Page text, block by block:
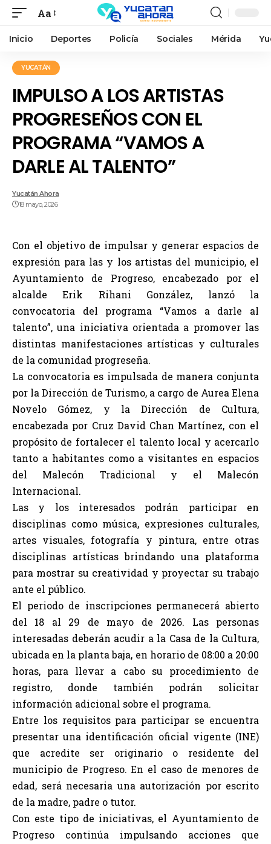
Aa
Inicio Deportes Policía Sociales Mérida
YUCATÁN
IMPULSO A LOS ARTISTAS
PROGRESEÑOS CON EL
PROGRAMA “VAMOS A
DARLE AL TALENTO”
Yucatán Ahora
18 mayo, 2026
Con el objetivo de impulsar y generar espacios de
expresión para las y los artistas del municipio, el
Ayuntamiento de Progreso, encabezado por el
alcalde Erik Rihani González, lanzó la
convocatoria del programa “Vamos a darle al
talento”, una iniciativa orientada a promover las
distintas manifestaciones artísticas y culturales
de la comunidad progreseña.
La convocatoria es impulsada de manera conjunta
por la Dirección de Turismo, a cargo de Aurea Elena
Novelo Gómez, y la Dirección de Cultura,
encabezada por Cruz David Chan Martínez, con el
propósito de fortalecer el talento local y acercarlo
tanto a habitantes como a visitantes en espacios
del Malecón Tradicional y el Malecón
Internacional.
Las y los interesados podrán participar en
disciplinas como música, expresiones culturales,
artes visuales, fotografía y pintura, entre otras
disciplinas artísticas brindando una plataforma
para mostrar su creatividad y proyectar su trabajo
ante el público.
El periodo de inscripciones permanecerá abierto
del 18 al 29 de mayo de 2026. Las personas
interesadas deberán acudir a la Casa de la Cultura,
ubicada en la planta baja, en horario de 08:00 a 20:00
horas, para llevar a cabo su procedimiento de
registro, donde también podrán solicitar
información adicional sobre el programa.
Entre los requisitos para participar se encuentra
presentar una identificación oficial vigente (INE)
que acredite ser originario o residente del
municipio de Progreso. En el caso de menores de
edad, será necesaria una autorización por escrito
de la madre, padre o tutor.
Con este tipo de iniciativas, el Ayuntamiento de
Progreso continúa impulsando acciones que